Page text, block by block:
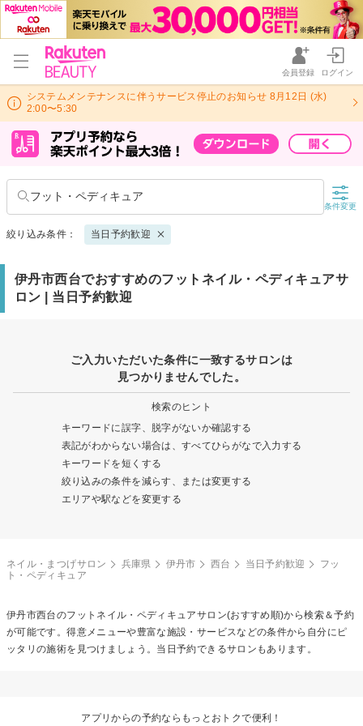
会員登録 ログイン
システムメンテナンスに伴うサービス停止のお知らせ 8月12日 (水)
2:00〜5:30
フット・ペディキュア
条件変更
絞り込み条件： 当日予約歓迎
伊丹市西台でおすすめのフットネイル・ペディキュアサ
ロン | 当日予約歓迎
ご入力いただいた条件に一致するサロンは
見つかりませんでした。
検索のヒント
キーワードに誤字、脱字がないか確認する
表記がわからない場合は、すべてひらがなで入力する
キーワードを短くする
絞り込みの条件を減らす、または変更する
エリアや駅などを変更する
ネイル・まつげサロン 兵庫県 伊丹市 西台 当日予約歓迎
フッ
ト・ペディキュア
伊丹市西台のフットネイル・ペディキュアサロン(おすすめ順)から検索＆予約
が可能です。得意メニューや豊富な施設・サービスなどの条件から自分にピ
ッタリの施術を見つけましょう。当日予約できるサロンもあります。
アプリからの予約ならもっとおトクで便利！